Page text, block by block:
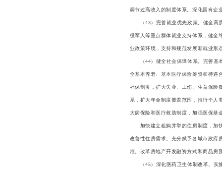
调节过高收入的制度体系。深化国有企
（43）完善就业优先政策。健全高质
役军人等重点群体就业支持体系，健全
业政策环境，支持和规范发展新就业形
（44）健全社会保障体系。完善基本
全基本养老、基本医疗保险筹资和待遇
社保制度，扩大失业、工伤、生育保险
系，扩大年金制度覆盖范围，推行个人
大病保险和医疗救助制度，加强医保基
加快建立租购并举的住房制度，加快
改善性住房需求。充分赋予各城市政府
准。改革房地产开发融资方式和商品房
（45）深化医药卫生体制改革。实施